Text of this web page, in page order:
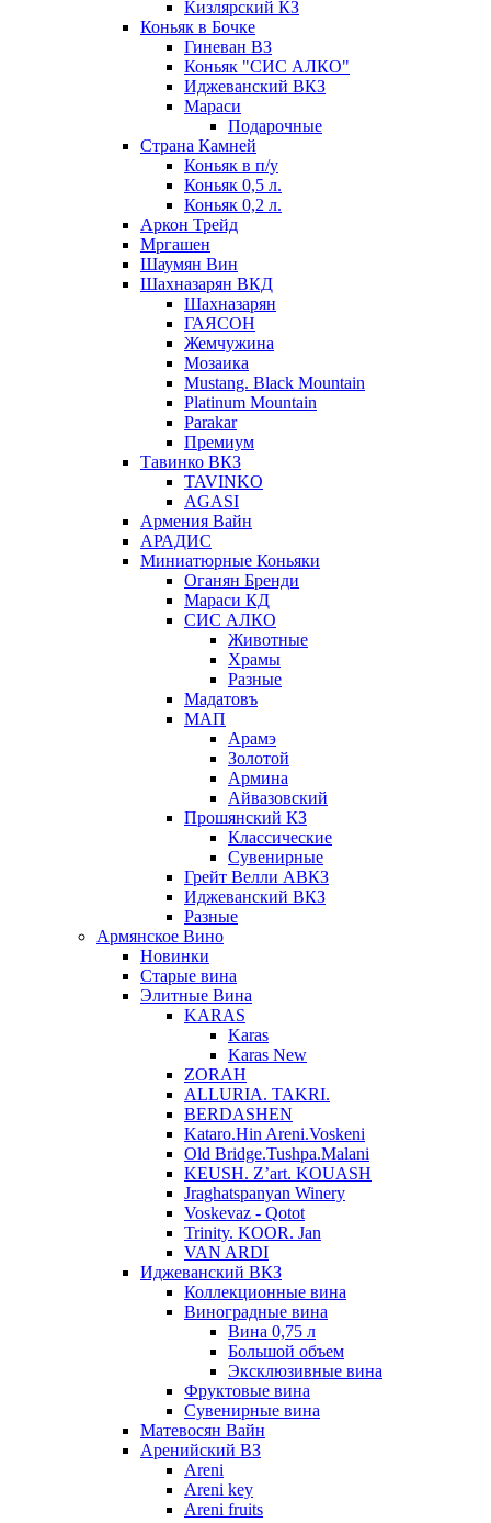
Кизлярский КЗ
Коньяк в Бочке
Гиневан ВЗ
Коньяк "СИС АЛКО"
Иджеванский ВКЗ
Мараси
Подарочные
Страна Камней
Коньяк в п/у
Коньяк 0,5 л.
Коньяк 0,2 л.
Аркон Трейд
Мргашен
Шаумян Вин
Шахназарян ВКД
Шахназарян
ГАЯСОН
Жемчужина
Мозаика
Mustang. Black Mountain
Platinum Mountain
Parakar
Премиум
Тавинко ВКЗ
TAVINKO
AGASI
Армения Вайн
АРАДИС
Миниатюрные Коньяки
Оганян Бренди
Мараси КД
СИС АЛКО
Животные
Храмы
Разные
Мадатовъ
МАП
Арамэ
Золотой
Армина
Айвазовский
Прошянский КЗ
Классические
Сувенирные
Грейт Велли АВКЗ
Иджеванский ВКЗ
Разные
Армянское Вино
Новинки
Старые вина
Элитные Вина
KARAS
Karas
Karas New
ZORAH
ALLURIA. TAKRI.
BERDASHEN
Kataro.Hin Areni.Voskeni
Old Bridge.Tushpa.Malani
KEUSH. Z’art. KOUASH
Jraghatspanyan Winery
Voskevaz - Qotot
Trinity. KOOR. Jan
VAN ARDI
Иджеванский ВКЗ
Коллекционные вина
Виноградные вина
Вина 0,75 л
Большой объем
Эксклюзивные вина
Фруктовые вина
Cувенирные вина
Матевосян Вайн
Аренийский ВЗ
Areni
Areni key
Areni fruits